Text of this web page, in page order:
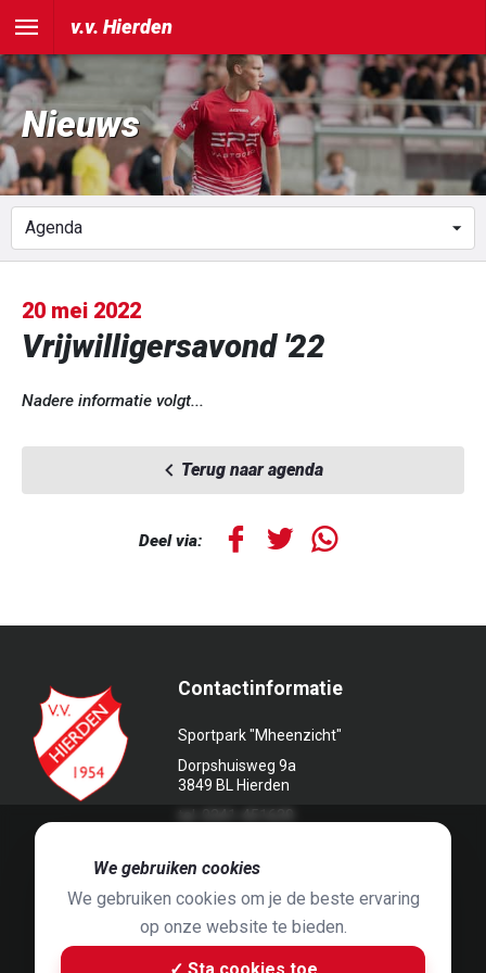
v.v. Hierden
Nieuws
20 mei 2022
Vrijwilligersavond '22
Nadere informatie volgt...
Terug naar agenda
Deel via:
Contactinformatie
Sportpark "Mheenzicht"
Dorpshuisweg 9a
3849 BL Hierden
Jaap Hop & ontwerpen door
We gebruiken cookies
We gebruiken cookies om je de beste ervaring
op onze website te bieden.